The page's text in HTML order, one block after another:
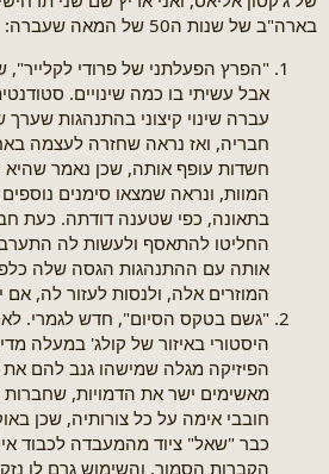
בארה"ב של שנות ה50 של המאה שעברה:
"הפרץ הפעלתני של פרודי
אבל עשיתי בו כמה שינויים.
עברה שינוי קיצוני בהתנהגות
חבריה, ואז נראה שחזרה לעצמה
חשדות עופף אותה, שכן נאמר שהיא
המוות, ונראה שמצאו סימנים
בתאונה, כפי שטענה דודתה. כעת
החליטו להתאסף ולעשות לה
אותה עם ההתנהגות הגסה שלה
המוזרים אלה, ולנסות לעזור לה, אם
"גשם בטקס הסיום", חדש לגמרי.
היסטורי באיזור של קולג' במעלה
הפיזיקה מגלה שמישהו גנב להם את
מאשימים ישר את הדמויות, שחברות
חובבי אימה על כל צורותיה, שכן
כבר "שאל" ציוד מהמעבדה לכבוד
הקברות הסמוך, והשימוש גרם לו